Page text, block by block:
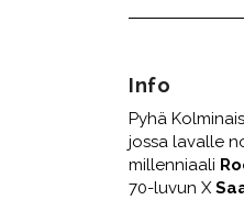
Info
Pyhä
jossa lavalle
millenniaali
70-luvun X